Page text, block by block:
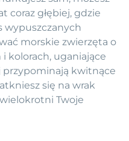
coraz głębiej, gdzie
wypuszczanych
morskie zwierzęta o
kolorach, uganiające
przypominają kwitnące
się na wrak
Twoje